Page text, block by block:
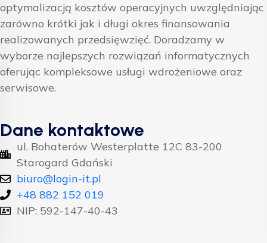
optymalizacją kosztów operacyjnych uwzględniając
zarówno krótki jak i długi okres finansowania
realizowanych przedsięwzięć. Doradzamy w
wyborze najlepszych rozwiązań informatycznych
oferując kompleksowe usługi wdrożeniowe oraz
serwisowe.
Dane kontaktowe
ul. Bohaterów Westerplatte 12C 83-200
Starogard Gdański
biuro@login-it.pl
+48 882 152 019
NIP: 592-147-40-43